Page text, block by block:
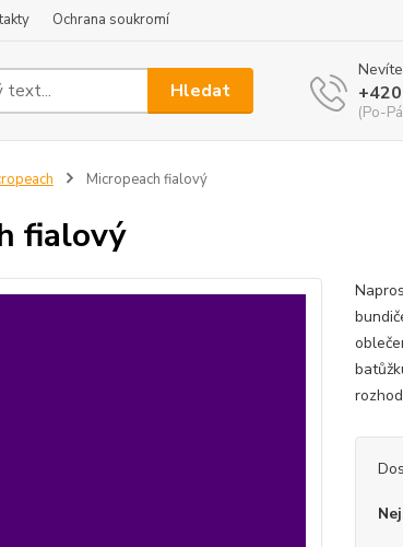
Ochrana soukromí
Hledat
(Po-
Micropeach fialový
fialový